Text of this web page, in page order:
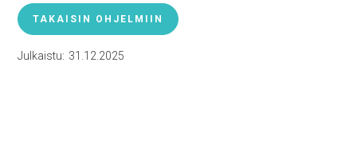
TAKAISIN OHJELMIIN
Julkaistu: 31.12.2025